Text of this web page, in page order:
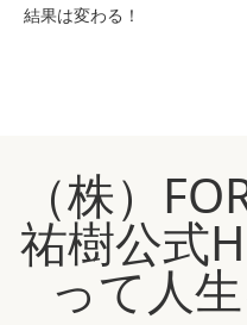
結果は変わる！
（株）
祐樹公式
って人